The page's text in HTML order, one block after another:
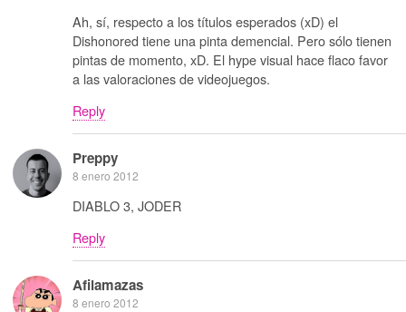
Ah, sí, respecto a los títulos esperados (xD) el
Dishonored tiene una pinta demencial. Pero sólo tienen
pintas de momento, xD. El hype visual hace flaco favor
a las valoraciones de videojuegos.
Reply
Preppy
8 enero 2012
DIABLO 3, JODER
Reply
Afilamazas
8 enero 2012